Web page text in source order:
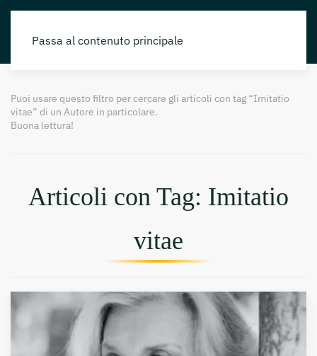
Passa al contenuto principale
Puoi usare questo filtro per cercare gli articoli con tag “Imitatio
vitae” di un Autore in particolare.
Buona lettura!
Articoli con Tag: Imitatio
vitae